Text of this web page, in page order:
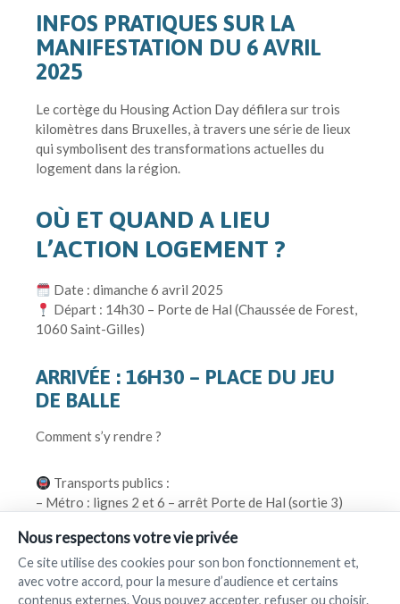
INFOS PRATIQUES SUR LA
MANIFESTATION DU 6 AVRIL
2025
Le cortège du Housing Action Day défilera sur trois
kilomètres dans Bruxelles, à travers une série de lieux
qui symbolisent des transformations actuelles du
logement dans la région.
OÙ ET QUAND A LIEU
L’ACTION LOGEMENT ?
Date : dimanche 6 avril 2025
Départ : 14h30 – Porte de Hal (Chaussée de Forest,
1060 Saint-Gilles)
ARRIVÉE : 16H30 – PLACE DU JEU
DE BALLE
Comment s’y rendre ?
Transports publics :
– Métro : lignes 2 et 6 – arrêt Porte de Hal (sortie 3)
BIBLIOGRAPHIE
Nous respectons votre vie privée
Ce site utilise des cookies pour son bon fonctionnement et,
avec votre accord, pour la mesure d’audience et certains
contenus externes. Vous pouvez accepter, refuser ou choisir.